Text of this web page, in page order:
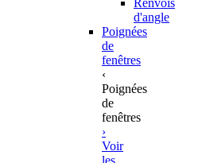
d'angle
Poignées
de
fenêtres
‹
Poignées
de
fenêtres
›
Voir
les